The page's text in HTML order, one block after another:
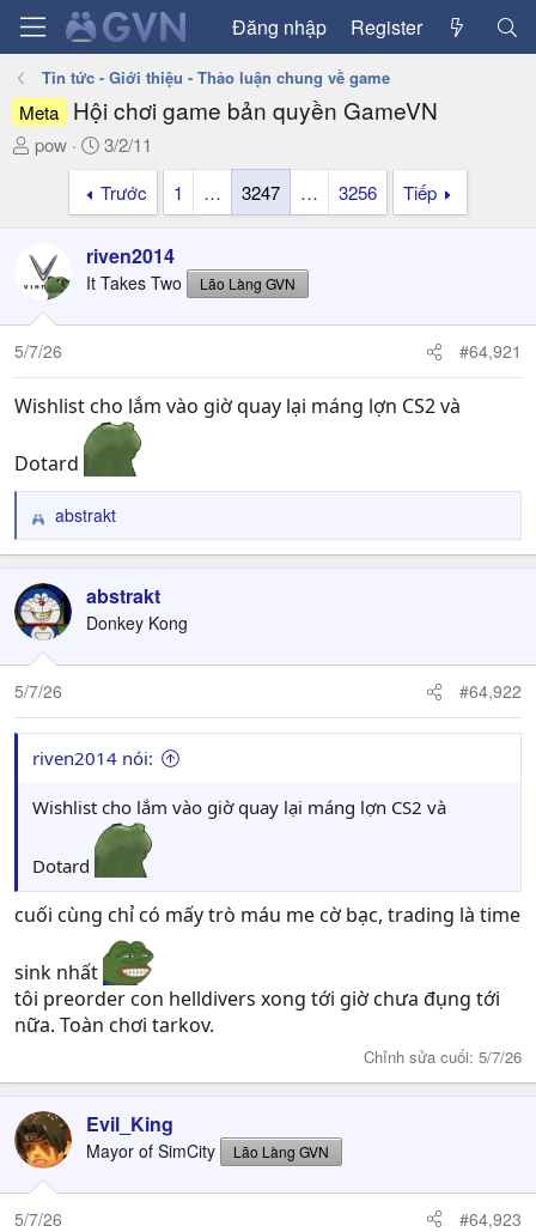
Đăng nhập Register
Tin tức - Giới thiệu - Thảo luận chung về game
Meta Hội chơi game bản quyền GameVN
T
d
s
t
a
t
e
pow
N
g
à
y
ử
i
3/2/11
Trước
1 … 3247 … 3256 Tiếp
riven2014
It Takes Two Lão Làng GVN
5/7/26 #64,921
Wishlist cho lắm vào giờ quay lại máng lợn CS2 và
Dotard
R
e
c
t
i
o
n
:
abstrakt
abstrakt
Donkey Kong
5/7/26 #64,922
riven2014 nói:
Wishlist cho lắm vào giờ quay lại máng lợn CS2 và
Dotard
cuối cùng chỉ có mấy trò máu me cờ bạc, trading là time
sink nhất
tôi preorder con helldivers xong tới giờ chưa đụng tới
nữa. Toàn chơi tarkov.
Chỉnh sửa cuối: 5/7/26
Evil_King
Mayor of SimCity Lão Làng GVN
5/7/26 #64,923